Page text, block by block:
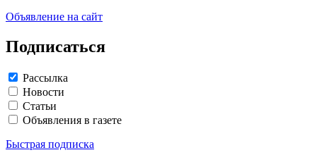
Объявление на сайт
Подписаться
Рассылка
Новости
Статьи
Объявления в газете
Быстрая подписка